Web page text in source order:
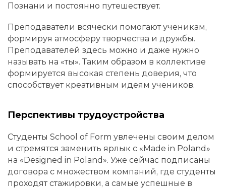
Познани и постоянно путешествует.
Преподаватели всячески помогают ученикам,
формируя атмосферу творчества и дружбы.
Преподавателей здесь можно и даже нужно
называть на «ты». Таким образом в коллективе
формируется высокая степень доверия, что
способствует креативным идеям учеников.
Перспективы трудоустройства
Студенты School of Form увлечены своим делом
и стремятся заменить ярлык с «Made in Poland»
на «Designed in Poland». Уже сейчас подписаны
договора с множеством компаний, где студенты
проходят стажировки, а самые успешные в